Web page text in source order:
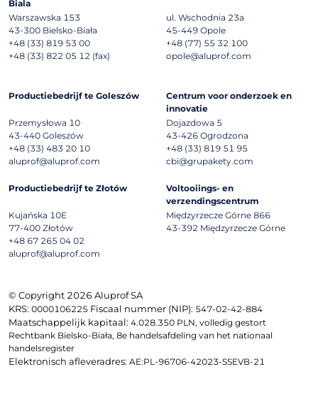
Biala
Warszawska 153
43-300 Bielsko-Biała
+48 (33) 819 53 00
+48 (33) 822 05 12 (fax)
ul. Wschodnia 23a
45-449 Opole
+48 (77) 55 32 100
opole@aluprof.com
Productiebedrijf te Goleszów
Przemysłowa 10
43-440 Goleszów
+48 (33) 483 20 10
aluprof@aluprof.com
Centrum voor onderzoek en
innovatie
Dojazdowa 5
43-426 Ogrodzona
+48 (33) 819 51 95
cbi@grupakety.com
Productiebedrijf te Złotów
Kujańska 10E
77-400 Złotów
+48 67 265 04 02
aluprof@aluprof.com
Voltooiings- en
verzendingscentrum
Międzyrzecze Górne 866
43-392 Międzyrzecze Górne
© Copyright 2026 Aluprof SA
KRS: 0000106225 Fiscaal nummer (NIP): 547-02-42-884
Maatschappelijk kapitaal: 4.028.350 PLN, volledig gestort
Rechtbank Bielsko-Biała, 8e handelsafdeling van het nationaal
handelsregister
Elektronisch afleveradres: AE:PL-96706-42023-SSEVB-21